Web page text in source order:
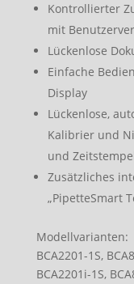
Kontrollierter
mit
Lückenlose
Einfache
Display
Lückenlose,
Kalibrier und
und
Zusätzliches
„PipetteSmart
Modellvarianten:
BCA2201-1S,
BCA2201i-1S,